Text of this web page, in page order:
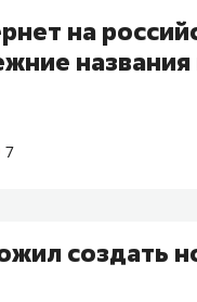
на
7
создать